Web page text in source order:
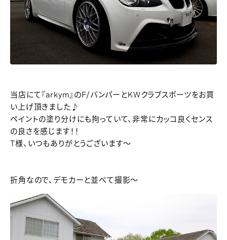
当店にて『arkym』のF/バンパーとKWクラブスポーツをお買
い上げ頂きました♪
ペイントの塗り分けにも拘っていて、非常にカッコ良くセンス
の良さを感じます！！
T様、いつもありがとうございます～
折角なので、デモカーと並べて撮影～